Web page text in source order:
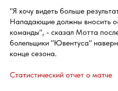
"Я хочу видеть больше
Нападающие должны вносить
команды", - сказал Мотта
болельщики "Ювентуса"
конце сезона.
Статистический отчет о матче